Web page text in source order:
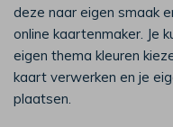
deze naar eigen smaak
online kaartenmaker. Je
eigen thema kleuren
kaart verwerken en je
plaatsen.